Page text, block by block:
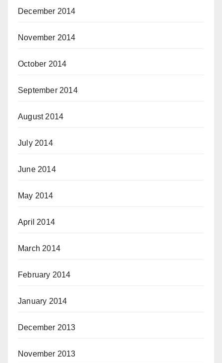
December 2014
November 2014
October 2014
September 2014
August 2014
July 2014
June 2014
May 2014
April 2014
March 2014
February 2014
January 2014
December 2013
November 2013